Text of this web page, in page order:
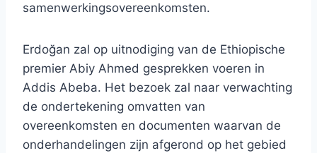
samenwerkingsovereenkomsten.
Erdoğan zal op uitnodiging van de Ethiopische
premier Abiy Ahmed gesprekken voeren in
Addis Abeba. Het bezoek zal naar verwachting
de ondertekening omvatten van
overeenkomsten en documenten waarvan de
onderhandelingen zijn afgerond op het gebied